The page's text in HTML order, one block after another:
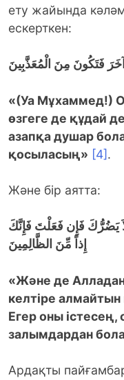
ету жайында
ескерткен:
آخَرَ فَتَكُونَ مِنَ الْمُعَذَّبِينَ
«(Уа Мұхаммед!)
өзгеге де құдай
азапқа душар
қосыласың» [4].
Және бір аятта:
يَضُرُّكَ فَإِن فَعَلْتَ فَإِنَّكَ
إِذاً مِّنَ الظَّالِمِينَ
«Және де Алладан
келтіре
Егер оны істесең,
залымдардан
Ардақты